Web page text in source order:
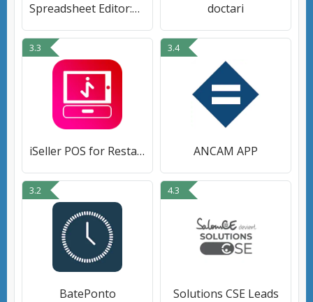
Spreadsheet Editor:excel,xlsx doctari
3.3
iSeller POS for Restaurant
3.4
ANCAM APP
3.2
BatePonto
4.3
Solutions CSE Leads